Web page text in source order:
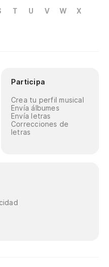
T U V W
X
Participa
Crea tu perfil musical
Envía álbumes
Envía letras
Correcciones de
letras